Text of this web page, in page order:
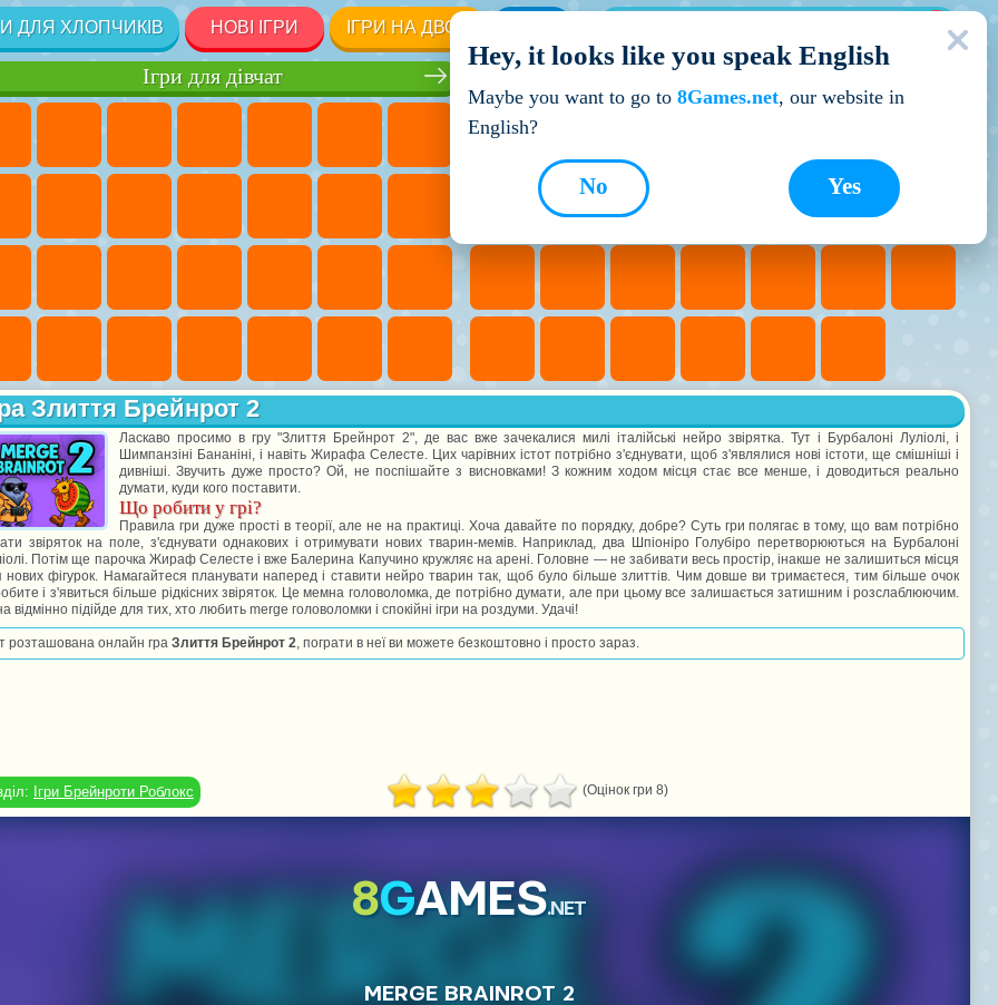
ДЛЯ ХЛОПЧИКІВ НОВІ ІГРИ ІГРИ НА ДВОХ
Кращі ігри
Ігри для дівчат
Злиття Брейнрот 2
Ласкаво просимо в гру "Злиття Брейнрот 2", де вас вже зачекалися милі італійські нейро звірятка. Тут і Бурбалоні Луліолі, і
Шимпанзіні Бананіні, і навіть Жирафа Селесте. Цих чарівних істот потрібно з'єднувати, щоб з'являлися нові істоти, ще смішніші і
дивніші. Звучить дуже просто? Ой, не поспішайте з висновками! З кожним ходом місця стає все менше, і доводиться реально
думати, куди кого поставити.
Що робити у грі?
Правила гри дуже прості в теорії, але не на практиці. Хоча давайте по порядку, добре? Суть гри полягає в тому, що вам потрібно
звіряток на поле, з'єднувати однакових і отримувати нових тварин-мемів. Наприклад, два Шпіоніро Голубіро перетворюються на Бурбалоні
Потім ще парочка Жираф Селесте і вже Балерина Капучино кружляє на арені. Головне — не забивати весь простір, інакше не залишиться місця
нових фігурок. Намагайтеся планувати наперед і ставити нейро тварин так, щоб було більше злиттів. Чим довше ви тримаєтеся, тим більше очок
і з'явиться більше рідкісних звіряток. Це мемна головоломка, де потрібно думати, але при цьому все залишається затишним і розслаблюючим.
відмінно підійде для тих, хто любить merge головоломки і спокійні ігри на роздуми. Удачі!
розташована онлайн гра Злиття Брейнрот 2, пограти в неї ви можете безкоштовно і просто зараз.
Ігри Брейнроти Роблокс (Оцінок гри 8)
Hey, it looks like you speak English
Maybe you want to go to 8Games.net, our website in
English?
Yes
No